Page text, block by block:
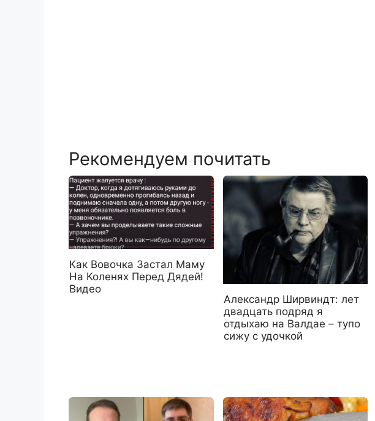
Рекомендуем почитать
Как Вовочка Застал Маму
На Коленях Перед Дядей!
Видео
Александр Ширвиндт: лет
двадцать подряд я
отдыхаю на Валдае – тупо
сижу с удочкой